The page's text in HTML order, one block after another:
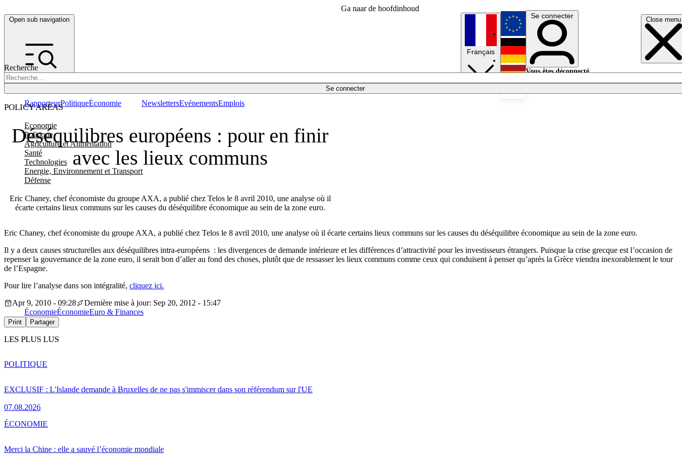
Ga naar de hoofdinhoud
Open sub navigation Close menu
Recherche
Se connecter
POLICY AREAS
Economie
Politique
Agriculture et Alimentation
Santé
Technologies
Energie, Environnement et Transport
Défense
RapporteurPolitiqueÉconomie NewslettersEvénementsEmplois
Français
English
Deutsch
Se connecter
Vous êtes déconnecté.
Déséquilibres européens : pour en finir
avec les lieux communs
Eric Chaney, chef économiste du groupe AXA, a publié chez Telos le 8 avril 2010, une analyse où il
écarte certains lieux communs sur les causes du déséquilibre économique au sein de la zone euro.
Eric Chaney, chef économiste du groupe AXA, a publié chez Telos le 8 avril 2010, une analyse où il écarte certains lieux communs sur les causes du déséquilibre économique au sein de la zone euro.
Il y a deux causes structurelles aux déséquilibres intra-européens : les divergences de demande intérieure et les différences d’attractivité pour les investisseurs étrangers. Puisque la crise grecque est l’occasion de
repenser la gouvernance de la zone euro, il serait bon d’aller au fond des choses, plutôt que de ressasser les lieux communs comme ceux qui conduisent à penser qu’après la Grèce viendra inexorablement le tour
de l’Espagne.
Pour lire l’analyse dans son intégralité, cliquez ici.
Apr 9, 2010 - 09:28
Dernière mise à jour: Sep 20, 2012 - 15:47
ÉconomieÉconomieEuro & Finances
Print Partager
LES PLUS LUS
EXCLUSIF : L'Islande demande à Bruxelles de ne pas s'immiscer dans son référendum sur l'UE
07.08.2026
POLITIQUE
Merci la Chine : elle a sauvé l’économie mondiale
ÉCONOMIE